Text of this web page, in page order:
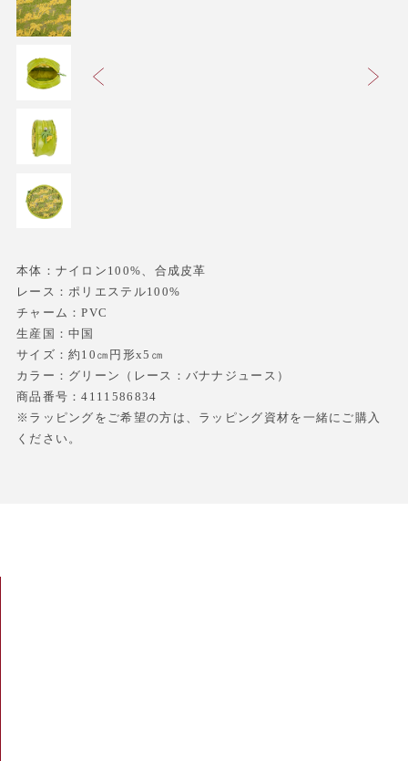
本体：ナイロン100%、合成皮革
レース：ポリエステル100%
チャーム：PVC
生産国：中国
サイズ：約10㎝円形x5㎝
カラー：グリーン（レース：バナナジュース）
商品番号：4111586834
※ラッピングをご希望の方は、ラッピング資材を一緒にご購入
ください。